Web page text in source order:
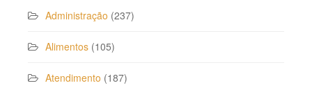
Administração (237)
Alimentos (105)
Atendimento (187)